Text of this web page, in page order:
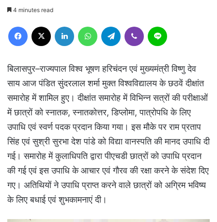
4 minutes read
Facebook LinkedIn WhatsAppTelegram Viber
बिलासपुर–राज्यपाल विश्व भूषण हरिचंदन एवं मुख्यमंत्री विष्णु देव
साय आज पंडित सुंदरलाल शर्मा मुक्त विश्वविद्यालय के छठवें दीक्षांत
समारोह में शामिल हुए। दीक्षांत समारोह में विभिन्न सत्रों की परीक्षाओं
में छात्रों को स्नातक, स्नातकोत्तर, डिप्लोमा, पात्रोपधि के लिए
उपाधि एवं स्वर्ण पदक प्रदान किया गया। इस मौके पर राम प्रताप
सिंह एवं सुश्री सुरभा देश पांडे को विद्या वानस्पति की मानद उपाधि दी
गई। समारोह में कुलाधिपति द्वारा पीएचडी छात्रों को उपाधि प्रदान
की गई एवं इस उपाधि के आचार एवं गौरव की रक्षा करने के संदेश दिए
गए। अतिथियों ने उपाधि प्राप्त करने वाले छात्रों को अग्रिम भविष्य
के लिए बधाई एवं शुभकामनाएं दी।